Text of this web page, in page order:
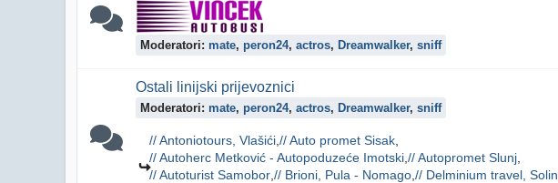
Moderatori: mate, peron24, actros, Dreamwalker, sniff
Ostali linijski prijevoznici
Moderatori: mate, peron24, actros, Dreamwalker, sniff
// Antoniotours, Vlašići // Auto promet Sisak
// Autoherc Metković - Autopoduzeće Imotski // Autopromet Slunj
// Autoturist Samobor // Brioni, Pula - Nomago // Delminium travel, Solin